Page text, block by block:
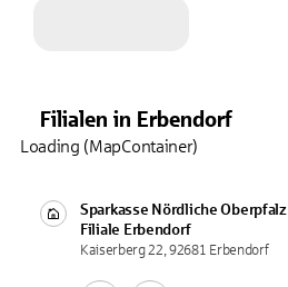
Filialen in Erbendorf
Sparkasse Nördliche Oberpfalz
Filiale Erbendorf
Kaiserberg 22, 92681 Erbendorf
Loading (MapContainer)